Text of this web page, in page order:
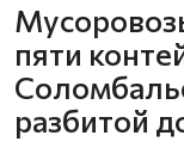
пяти
разбитой